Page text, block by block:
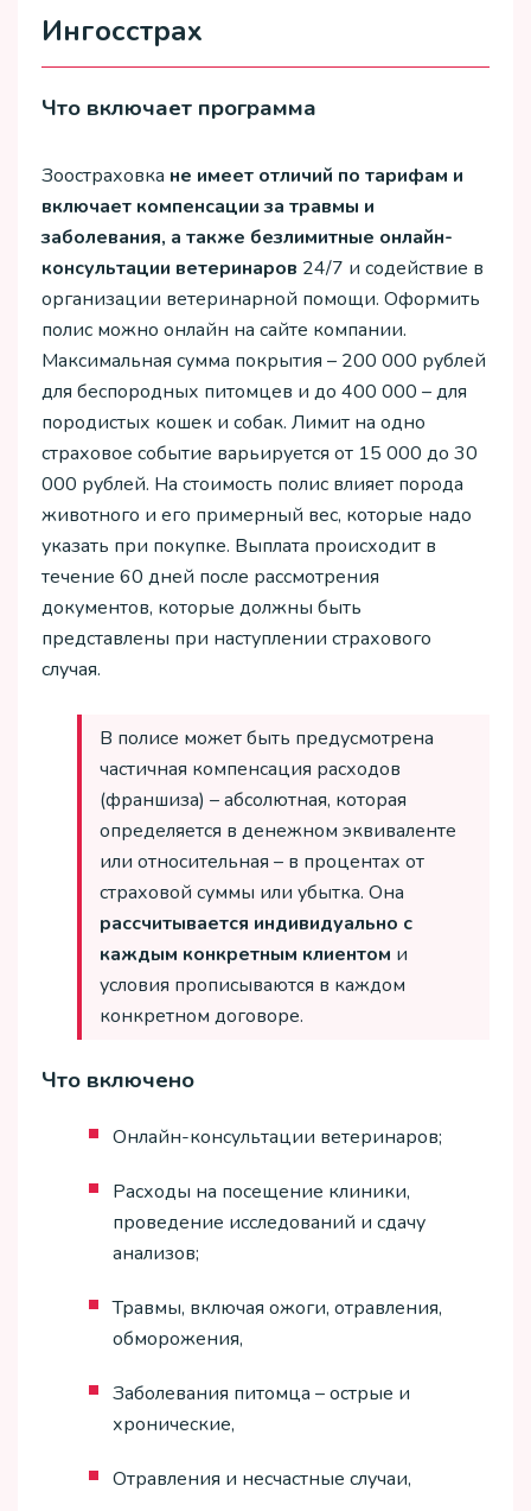
Ингосстрах
Что включает программа
Зоостраховка не имеет отличий по тарифам и
включает компенсации за травмы и
заболевания, а также безлимитные онлайн-
консультации ветеринаров 24/7 и содействие в
организации ветеринарной помощи. Оформить
полис можно онлайн на сайте компании.
Максимальная сумма покрытия – 200 000 рублей
для беспородных питомцев и до 400 000 – для
породистых кошек и собак. Лимит на одно
страховое событие варьируется от 15 000 до 30
000 рублей. На стоимость полис влияет порода
животного и его примерный вес, которые надо
указать при покупке. Выплата происходит в
течение 60 дней после рассмотрения
документов, которые должны быть
представлены при наступлении страхового
случая.
В полисе может быть предусмотрена
частичная компенсация расходов
(франшиза) – абсолютная, которая
определяется в денежном эквиваленте
или относительная – в процентах от
страховой суммы или убытка. Она
рассчитывается индивидуально с
каждым конкретным клиентом и
условия прописываются в каждом
конкретном договоре.
Что включено
Онлайн-консультации ветеринаров;
Расходы на посещение клиники,
проведение исследований и сдачу
анализов;
Травмы, включая ожоги, отравления,
обморожения,
Заболевания питомца – острые и
хронические,
Отравления и несчастные случаи,